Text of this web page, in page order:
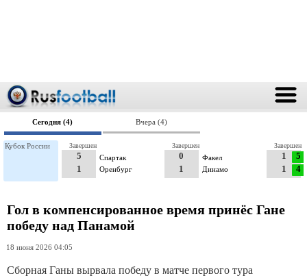
Сегодня (4) Вчера (4)
Кубок России
Спартак
5
1
Оренбург
Завершен
Факел
0
1
Динамо
Завершен
1
1
5
4
Завершен
Гол в компенсированное время принёс Гане
победу над Панамой
18 июня 2026 04:05
Сборная Ганы вырвала победу в матче первого тура